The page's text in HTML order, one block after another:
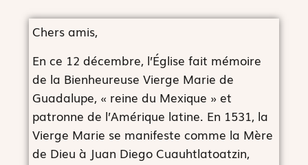
Chers amis,
En ce 12 décembre, l’Église fait mémoire
de la Bienheureuse Vierge Marie de
Guadalupe, « reine du Mexique » et
patronne de l’Amérique latine. En 1531, la
Vierge Marie se manifeste comme la Mère
de Dieu à Juan Diego Cuauhtlatoatzin,